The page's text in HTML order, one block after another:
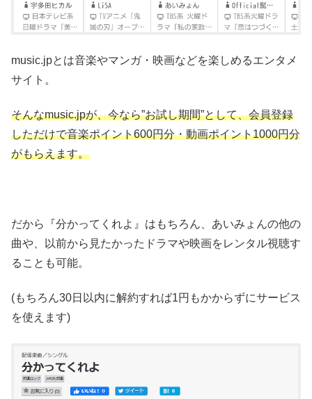
music.jpとは音楽やマンガ・映画などを楽しめるエンタメ
サイト。
そんなmusic.jpが、今なら”お試し期間”として、会員登録
しただけで音楽ポイント600円分・動画ポイント1000円分
がもらえます。
だから『分かってくれよ』はもちろん、あいみょんの他の
曲や、以前から見たかったドラマや映画をレンタル視聴す
ることも可能。
(もちろん30日以内に解約すれば1円もかからずにサービス
を使えます)